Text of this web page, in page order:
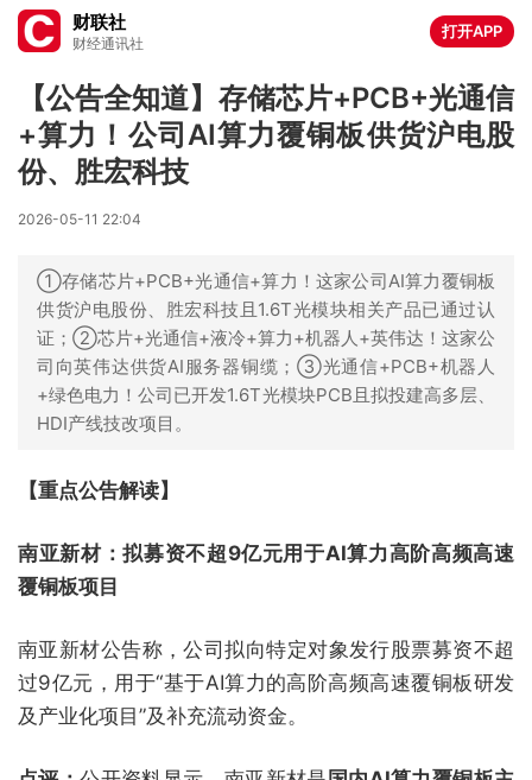
财联社
财经通讯社
打开APP
【公告全知道】存储芯片+PCB+光通信
+算力！公司AI算力覆铜板供货沪电股
份、胜宏科技
2026-05-11 22:04
①存储芯片+PCB+光通信+算力！这家公司AI算力覆铜板
供货沪电股份、胜宏科技且1.6T光模块相关产品已通过认
证；②芯片+光通信+液冷+算力+机器人+英伟达！这家公
司向英伟达供货AI服务器铜缆；③光通信+PCB+机器人
+绿色电力！公司已开发1.6T光模块PCB且拟投建高多层、
HDI产线技改项目。
【重点公告解读】
南亚新材：拟募资不超9亿元用于AI算力高阶高频高速
覆铜板项目
南亚新材公告称，公司拟向特定对象发行股票募资不超
过9亿元，用于“基于AI算力的高阶高频高速覆铜板研发
及产业化项目”及补充流动资金。